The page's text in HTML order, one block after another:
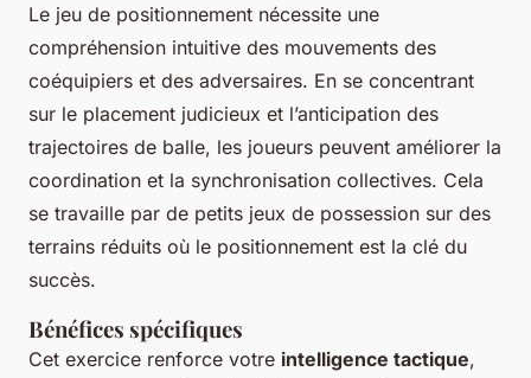
Le jeu de positionnement nécessite une
compréhension intuitive des mouvements des
coéquipiers et des adversaires. En se concentrant
sur le placement judicieux et l’anticipation des
trajectoires de balle, les joueurs peuvent améliorer la
coordination et la synchronisation collectives. Cela
se travaille par de petits jeux de possession sur des
terrains réduits où le positionnement est la clé du
succès.
Bénéfices spécifiques
Cet exercice renforce votre intelligence tactique,